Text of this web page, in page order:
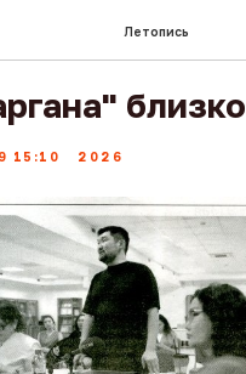
Летопись
близко
15:10 2026